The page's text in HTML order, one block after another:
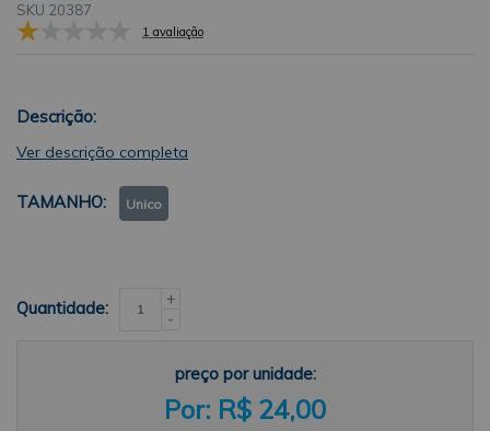
SKU 20387
1 avaliação
Descrição:
Ver descrição completa
TAMANHO Unico
Quantidade:
+
-
preço por unidade:
R$ 24,00